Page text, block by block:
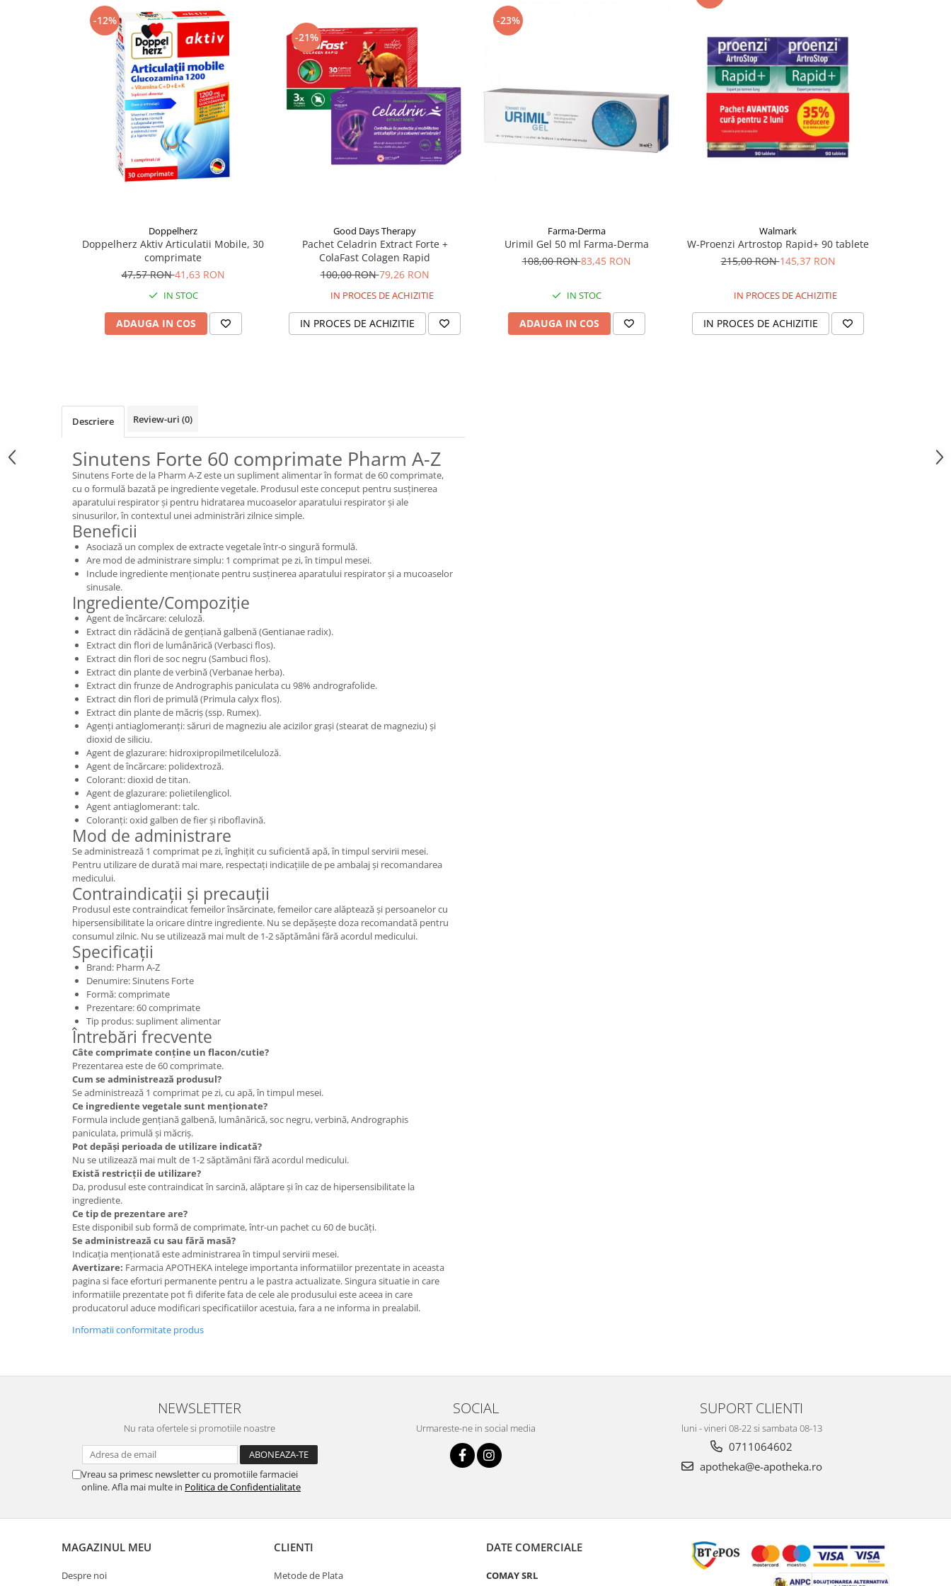
Supliment Vitamina D3
Supliment Vitamina E
Tincturi si Gemoderivate
-12%
Doppelherz
Doppelherz Aktiv Articulatii Mobile, 30
comprimate
47,57 RON41,63 RON
IN STOC
ADAUGA IN COS
-21%
Good Days Therapy
Pachet Celadrin Extract Forte +
ColaFast Colagen Rapid
100,00 RON79,26 RON
IN PROCES DE ACHIZITIE
IN PROCES DE ACHIZITIE
-23%
Farma-Derma
Urimil Gel 50 ml Farma-Derma
108,00 RON83,45 RON
IN STOC
ADAUGA IN COS
Walmark
W-Proenzi Artrostop Rapid+ 90 tablete
215,00 RON145,37 RON
IN PROCES DE ACHIZITIE
IN PROCES DE ACHIZITIE
Descriere Review-uri (0)
Sinutens Forte 60 comprimate Pharm A-Z
Sinutens Forte de la Pharm A-Z este un supliment alimentar în format de 60 comprimate,
cu o formulă bazată pe ingrediente vegetale. Produsul este conceput pentru susținerea
aparatului respirator și pentru hidratarea mucoaselor aparatului respirator și ale
sinusurilor, în contextul unei administrări zilnice simple.
Beneficii
Asociază un complex de extracte vegetale într-o singură formulă.
Are mod de administrare simplu: 1 comprimat pe zi, în timpul mesei.
Include ingrediente menționate pentru susținerea aparatului respirator și a mucoaselor
sinusale.
Ingrediente/Compoziție
Agent de încărcare: celuloză.
Extract din rădăcină de gențiană galbenă (Gentianae radix).
Extract din flori de lumânărică (Verbasci flos).
Extract din flori de soc negru (Sambuci flos).
Extract din plante de verbină (Verbanae herba).
Extract din frunze de Andrographis paniculata cu 98% andrografolide.
Extract din flori de primulă (Primula calyx flos).
Extract din plante de măcriș (ssp. Rumex).
Agenți antiaglomeranți: săruri de magneziu ale acizilor grași (stearat de magneziu) și
dioxid de siliciu.
Agent de glazurare: hidroxipropilmetilceluloză.
Agent de încărcare: polidextroză.
Colorant: dioxid de titan.
Agent de glazurare: polietilenglicol.
Agent antiaglomerant: talc.
Coloranți: oxid galben de fier și riboflavină.
Mod de administrare
Se administrează 1 comprimat pe zi, înghițit cu suficientă apă, în timpul servirii mesei.
Pentru utilizare de durată mai mare, respectați indicațiile de pe ambalaj și recomandarea
medicului.
Contraindicații și precauții
Produsul este contraindicat femeilor însărcinate, femeilor care alăptează și persoanelor cu
hipersensibilitate la oricare dintre ingrediente. Nu se depășește doza recomandată pentru
consumul zilnic. Nu se utilizează mai mult de 1-2 săptămâni fără acordul medicului.
Specificații
Brand: Pharm A-Z
Denumire: Sinutens Forte
Formă: comprimate
Prezentare: 60 comprimate
Tip produs: supliment alimentar
Întrebări frecvente
Câte comprimate conține un flacon/cutie?
Prezentarea este de 60 comprimate.
Cum se administrează produsul?
Se administrează 1 comprimat pe zi, cu apă, în timpul mesei.
Ce ingrediente vegetale sunt menționate?
Formula include gențiană galbenă, lumânărică, soc negru, verbină, Andrographis
paniculata, primulă și măcriș.
Pot depăși perioada de utilizare indicată?
Nu se utilizează mai mult de 1-2 săptămâni fără acordul medicului.
Există restricții de utilizare?
Da, produsul este contraindicat în sarcină, alăptare și în caz de hipersensibilitate la
ingrediente.
Ce tip de prezentare are?
Este disponibil sub formă de comprimate, într-un pachet cu 60 de bucăți.
Se administrează cu sau fără masă?
Indicația menționată este administrarea în timpul servirii mesei.
Avertizare: Farmacia APOTHEKA intelege importanta informatiilor prezentate in aceasta
pagina si face eforturi permanente pentru a le pastra actualizate. Singura situatie in care
informatiile prezentate pot fi diferite fata de cele ale produsului este aceea in care
producatorul aduce modificari specificatiilor acestuia, fara a ne informa in prealabil.
Informatii conformitate produs
NEWSLETTER
Nu rata ofertele si promotiile noastre
Vreau sa primesc newsletter cu promotiile farmaciei
online. Afla mai multe in Politica de Confidentialitate
SOCIAL
Urmareste-ne in social media
SUPORT CLIENTI
luni - vineri 08-22 si sambata 08-13
0711064602
apotheka@e-apotheka.ro
MAGAZINUL MEU
Despre noi
CLIENTI
Metode de Plata
DATE COMERCIALE
COMAY SRL